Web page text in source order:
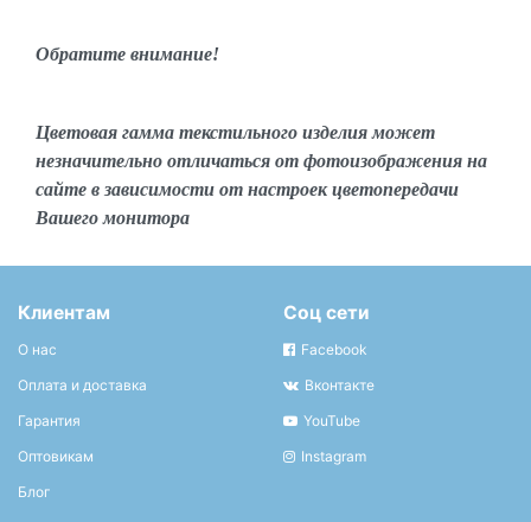
Обратите внимание!
Цветовая гамма текстильного изделия может
незначительно отличаться от фотоизображения на
сайте в зависимости от настроек цветопередачи
Вашего монитора
Клиентам
О нас
Оплата и доставка
Гарантия
Оптовикам
Блог
Соц сети
Facebook
Вконтакте
YouTube
Instagram